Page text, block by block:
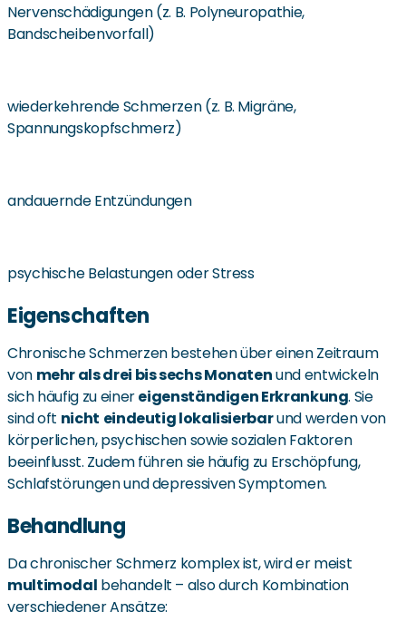
Nervenschädigungen (z. B. Polyneuropathie,
Bandscheibenvorfall)
wiederkehrende Schmerzen (z. B. Migräne,
Spannungskopfschmerz)
andauernde Entzündungen
psychische Belastungen oder Stress
Eigenschaften
Chronische Schmerzen bestehen über einen Zeitraum
von mehr als drei bis sechs Monatenund entwickeln
sich häufig zu einereigenständigen Erkrankung. Sie
sind oft nicht eindeutig lokalisierbarund werden von
körperlichen, psychischen sowie sozialen Faktoren
beeinflusst. Zudem führen sie häufig zu Erschöpfung,
Schlafstörungen und depressiven Symptomen.
Behandlung
Da chronischer Schmerz komplex ist, wird er meist
multimodal behandelt – also durch Kombination
verschiedener Ansätze: